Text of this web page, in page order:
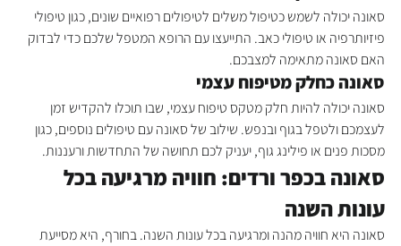
סאונה יכולה לשמש כטיפול משלים לטיפולים רפואיים שונים, כגון טיפולי
פיזיותרפיה או טיפולי כאב. התייעצו עם הרופא המטפל שלכם כדי לבדוק
האם סאונה מתאימה למצבכם.
סאונה כחלק מטיפוח עצמי
סאונה יכולה להיות חלק מטקס טיפוח עצמי, שבו תוכלו להקדיש זמן
לעצמכם ולטפל בגוף ובנפש. שילוב של סאונה עם טיפולים נוספים, כגון
מסכות פנים או פילינג גוף, יעניק לכם תחושה של התחדשות ורעננות.
סאונה בכפר ורדים: חוויה מרגיעה בכל
עונות השנה
סאונה היא חוויה מהנה ומרגיעה בכל עונות השנה. בחורף, היא מסייעת